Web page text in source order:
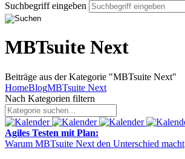
Suchbegriff eingeben
MBTsuite Next
Beiträge aus der Kategorie "MBTsuite Next"
HomeBlogMBTsuite Next
Nach Kategorien filtern
Agiles Testen mit Plan:
Warum MBTsuite Next den Unterschied macht